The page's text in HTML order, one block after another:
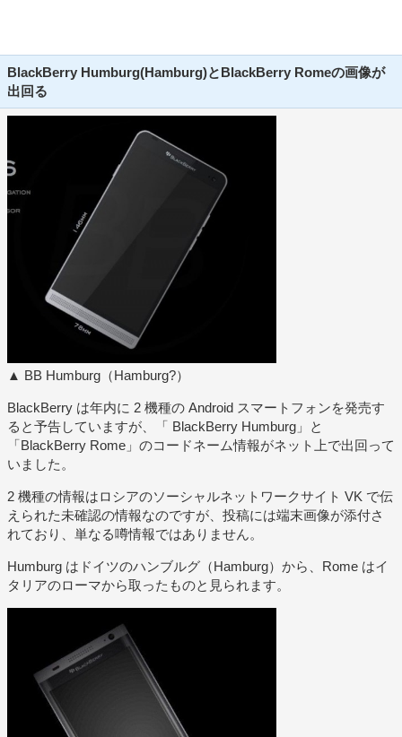
BlackBerry Humburg(Hamburg)とBlackBerry Romeの画像が
出回る
▲ BB Humburg（Hamburg?）
BlackBerry は年内に 2 機種の Android スマートフォンを発売す
ると予告していますが、「 BlackBerry Humburg」と
「BlackBerry Rome」のコードネーム情報がネット上で出回って
いました。
2 機種の情報はロシアのソーシャルネットワークサイト VK で伝
えられた未確認の情報なのですが、投稿には端末画像が添付さ
れており、単なる噂情報ではありません。
Humburg はドイツのハンブルグ（Hamburg）から、Rome はイ
タリアのローマから取ったものと見られます。